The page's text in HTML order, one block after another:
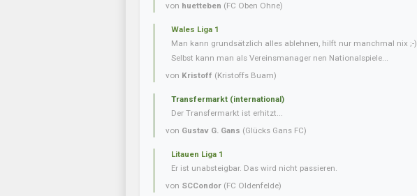
von huetteben (FC Oben Ohne)
Wales Liga 1
Man kann grundsätzlich alles ablehnen, hilft nur manchmal nix ;-)
Selbst kann man als Vereinsmanager nen Nationalspiele...
von Kristoff (Kristoffs Buam)
Transfermarkt (international)
Der Transfermarkt ist erhitzt...
von Gustav G. Gans (Glücks Gans FC)
Litauen Liga 1
Er ist unabsteigbar. Das wird nicht passieren.
von SCCondor (FC Oldenfelde)